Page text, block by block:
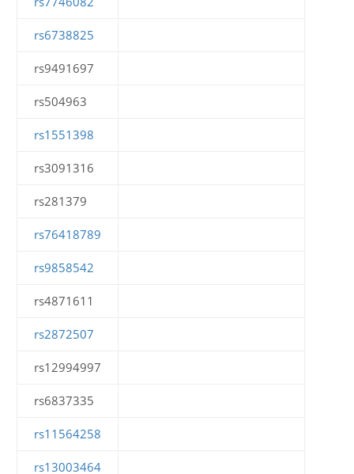
rs6738825
rs9491697
rs504963
rs1551398
rs3091316
rs281379
rs76418789
rs9858542
rs4871611
rs2872507
rs12994997
rs6837335
rs11564258
rs13003464